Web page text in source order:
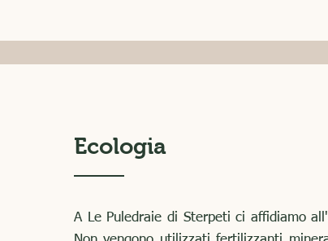
Ecologia
A Le Puledraie di Sterpeti ci affidiamo